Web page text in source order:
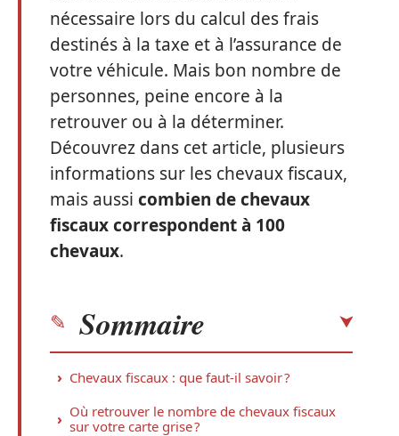
nécessaire lors du calcul des frais
destinés à la taxe et à l’assurance de
votre véhicule. Mais bon nombre de
personnes, peine encore à la
retrouver ou à la déterminer.
Découvrez dans cet article, plusieurs
informations sur les chevaux fiscaux,
mais aussi combien de chevaux
fiscaux correspondent à 100
chevaux.
Sommaire
Chevaux fiscaux : que faut-il savoir ?
Où retrouver le nombre de chevaux fiscaux
sur votre carte grise ?